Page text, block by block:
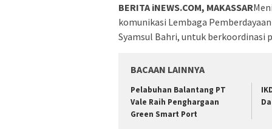
BERITA iNEWS.COM, MAKASSAR
komunikasi Lembaga
Syamsul Bahri, untuk berkoordinasi
BACAAN LAINNYA
Pelabuhan Balantang PT
Vale Raih Penghargaan
Green Smart Port